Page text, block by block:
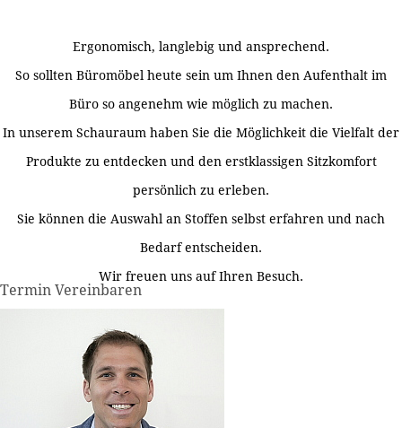
Ergonomisch, langlebig und ansprechend.
So sollten Büromöbel heute sein um Ihnen den Aufenthalt im
Büro so angenehm wie möglich zu machen.
In unserem Schauraum haben Sie die Möglichkeit die Vielfalt der
Produkte zu entdecken und den erstklassigen Sitzkomfort
persönlich zu erleben.
Sie können die Auswahl an Stoffen selbst erfahren und nach
Bedarf entscheiden.
Wir freuen uns auf Ihren Besuch.
Termin Vereinbaren